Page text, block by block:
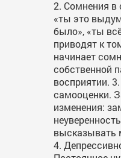
2. Сомнения в
«ты это
было», «ты
приводят к
начинает
собственной
восприятии.
самооценки.
изменения:
высказывать
4.